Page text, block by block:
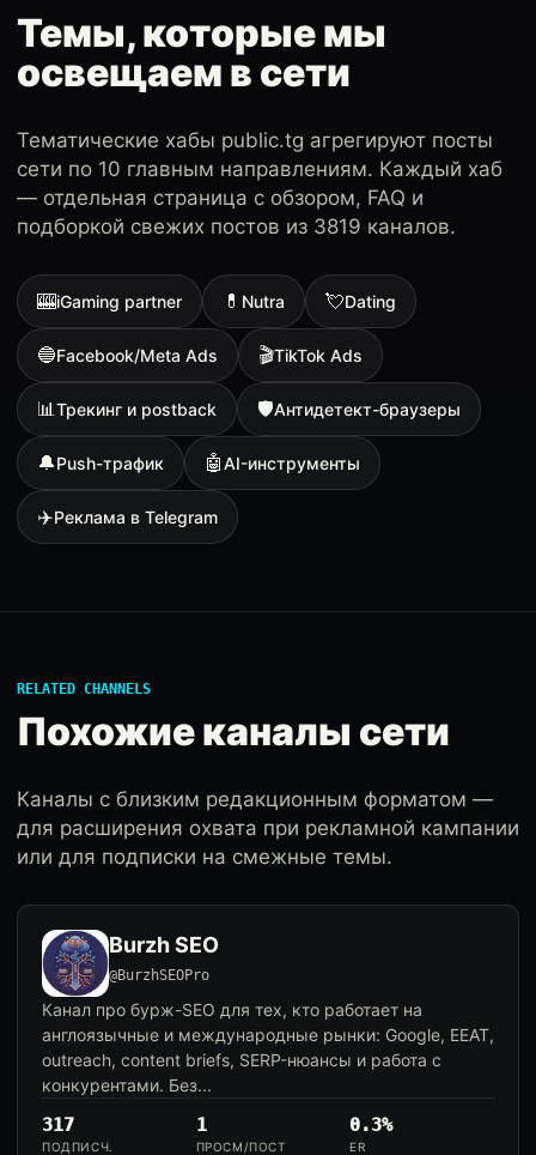
Темы, которые мы
освещаем в сети
Тематические хабы public.tg агрегируют посты
сети по 10 главным направлениям. Каждый хаб
— отдельная страница с обзором, FAQ и
подборкой свежих постов из 3819 каналов.
🎰iGaming partner 💊 Nutra 💘Dating
🔵Facebook/Meta Ads 🎬TikTok Ads
📊Трекинг и postback 🛡Антидетект-браузеры
🔔Push-трафик 🤖AI-инструменты
✈️Реклама в Telegram
RELATED CHANNELS
Похожие каналы сети
Каналы с близким редакционным форматом —
для расширения охвата при рекламной кампании
или для подписки на смежные темы.
Burzh SEO
@BurzhSEOPro
Канал про бурж-SEO для тех, кто работает на
англоязычные и международные рынки: Google, EEAT,
outreach, content briefs, SERP-нюансы и работа с
конкурентами. Без...
317
ПОДПИСЧ.
1
ПРОСМ/ПОСТ
0.3%
ER